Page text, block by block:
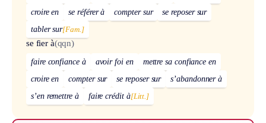
croire en
se référer à compter sur
se reposer sur
tabler sur[Fam.]
se fier à(qqn)
faire confiance à avoir foi en
mettre sa confiance en
croire en
compter sur se reposer sur
s’abandonner à
s’en remettre à
faire crédit à[Litt.]